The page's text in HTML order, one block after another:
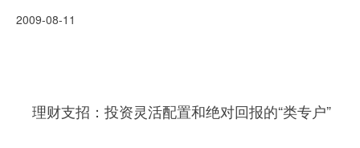
2009-08-11
理财支招：投资灵活配置和绝对回报的“类专户”